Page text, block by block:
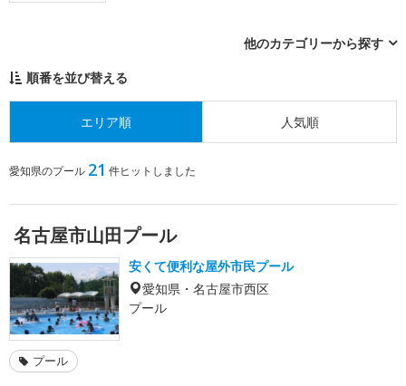
他のカテゴリーから探す
順番を並び替える
エリア順 人気順
愛知県のプール 21 件ヒットしました
名古屋市山田プール
安くて便利な屋外市民プール
愛知県・名古屋市西区
プール
プール